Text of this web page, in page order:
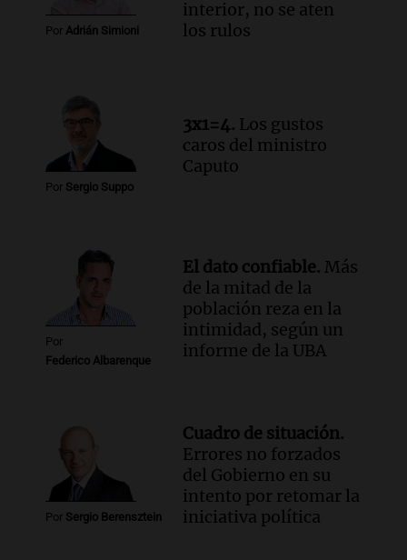
Episodios
Una mañana para todos
Episodios
Audio.Chile planteó mejorar la
conectividad fronteriza, aérea y digital
con Jujuy
Por Adrián Simioni
interior, no se aten
los rulos
Por Sergio Suppo
3x1=4. Los gustos
caros del ministro
Caputo
Por
Federico Albarenque
El dato confiable. Más
de la mitad de la
población reza en la
intimidad, según un
informe de la UBA
Por Sergio Berensztein
Cuadro de situación.
Errores no forzados
del Gobierno en su
intento por retomar la
iniciativa política